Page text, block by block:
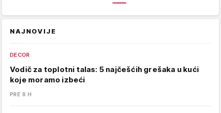
NAJNOVIJE
DECOR
Vodič za toplotni talas: 5 najčešćih grešaka u kući
koje moramo izbeći
PRE 8 H